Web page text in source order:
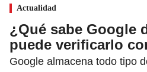
Actualidad
¿Qué sabe Google
puede verificarlo
Google almacena todo tipo